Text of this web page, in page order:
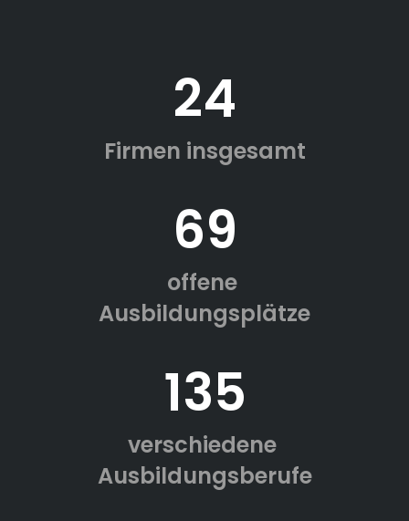
24
Firmen insgesamt
69
offene
Ausbildungsplätze
135
verschiedene
Ausbildungsberufe